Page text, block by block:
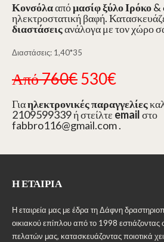
Κονσόλααπόμασίφ ξύλο Ιρόκο&
ηλεκτροστατική βαφή.
διαστάσειςανάλογα με τον χώρο
Διαστάσεις: 1,40*35
Από 760€530€
Γιαηλεκτρονικές παραγγελίες
2109599339 ή στείλτε emailστο
fabbro116@gmail.com .
Η ΕΤΑΙΡΊΑ
Η εταιρεία μας με έδρα τη Δάφνη
οικιακού επίπλου από το 1998 εστιάζοντας
πελατών μας, κατασκευάζοντας ποιοτικά